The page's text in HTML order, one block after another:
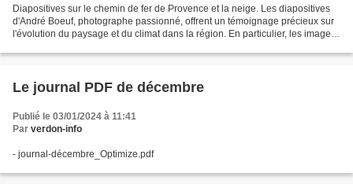
Diapositives sur le chemin de fer de Provence et la neige. Les diapositives
d'André Boeuf, photographe passionné, offrent un témoignage précieux sur
l'évolution du paysage et du climat dans la région. En particulier, les images
Le journal PDF de décembre
Publié le 03/01/2024 à 11:41
Par verdon-info
- journal-décembre_Optimize.pdf